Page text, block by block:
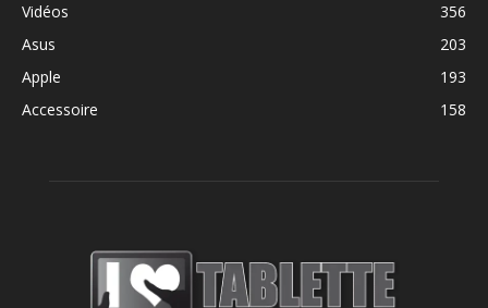
Vidéos
356
Asus
203
Apple
193
Accessoire
158